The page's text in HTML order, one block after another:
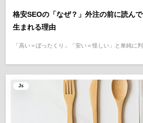
格安SEOの「なぜ？」外注の前に読ん
生まれる理由
「高い＝ぼったくり」「安い＝怪しい」と単純に
Js